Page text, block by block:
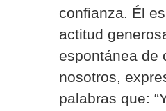
confianza. Él
actitud
espontánea de
nosotros,
palabras que: